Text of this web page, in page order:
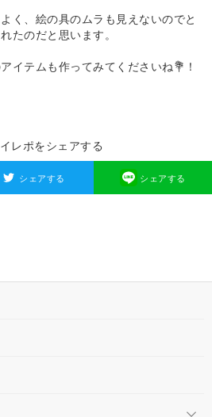
く、絵の具のムラも見えないのでと
たのだと思います。
イテムも作ってみてくださいね💐！
レポをシェアする
シェアする シェアする